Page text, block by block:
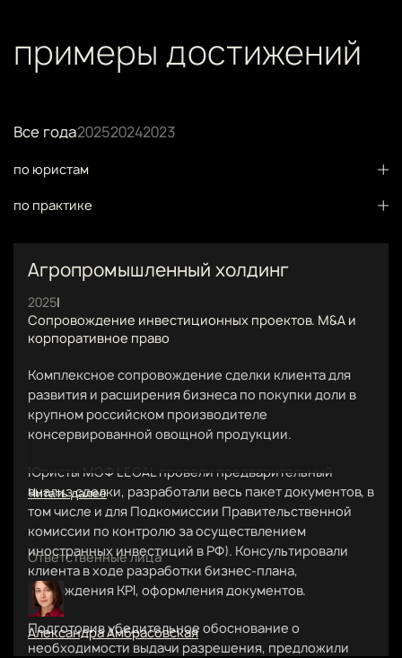
примеры достижений
Все года202520242023
по юристам
по практике
Агропромышленный холдинг
2025|
Сопровождение инвестиционных проектов. M&A и
корпоративное право
Комплексное сопровождение сделки клиента для
развития и расширения бизнеса по покупки доли в
крупном российском производителе
консервированной овощной продукции.
Юристы МЭФ LEGAL провели предварительный
анализ сделки, разработали весь пакет документов, в
том числе и для Подкомиссии Правительственной
комиссии по контролю за осуществлением
иностранных инвестиций в РФ). Консультировали
клиента в ходе разработки бизнес-плана,
утверждения KPI, оформления документов.
Подготовив убедительное обоснование о
необходимости выдачи разрешения, предложили
Читать далее
Ответственные лица
Александра Амбрасовская